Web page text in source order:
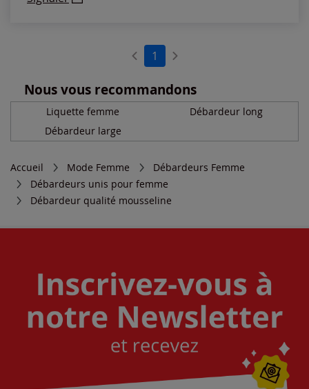
1
Nous vous recommandons
Liquette femme
Débardeur long
Débardeur large
Accueil Mode Femme
Débardeurs Femme
Débardeurs unis pour femme
Débardeur qualité mousseline